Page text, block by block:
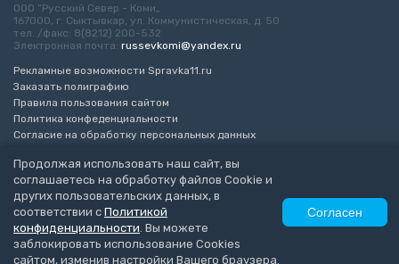
Продолжая использовать наш сайт, вы
соглашаетесь на обработку файлов Cookie и
других пользовательских данных, в
соответствии с Политикой
конфиденциальности. Вы можете
заблокировать использование Cookies
сайтом, изменив настройки Вашего браузера.
Согласен
ООО “Русский Север - Коми„
167000, г. Сыктывкар, ул. Коммунистическая, д. 50
тел. /факс: 8(8212) 200-532
Электронная почта: russevkomi@yandex.ru
Рекламные возможности Spravka11.ru
Заказать полиграфию
Правила пользования сайтом
Политика конфеденциальности
Согласие на обработку персональных данных
Разработка сайта“ЭкспертБизнесГрупп”
© 2010-2026 Русский Север - Коми